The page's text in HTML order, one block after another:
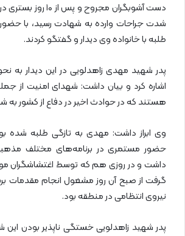
دست آشوبگران مجروح و
شدت جراحات وارده به شهادت رسید، با
طلبه با خانواده وی دیدار و گفتگو کردند.
پدر شهید مهدی زاهدلویی در این دیدار به
اشاره کرد و بیان داشت: شهدای امنیت از
هستند که در حوادث اخیر در دفاع از کشور به
وی ابراز داشت: مهدی به تازگی طلبه شده
حضور مستمری در برنامه‌های مختلف
داشت و در روزی هم که توسط اغتشاشگران
گرفت از صبح آن روز مشغول انجام مقدمات
نیروی انتظامی در منطقه بود.
پدر شهید زاهدلویی خستگی ناپذیر بودن این